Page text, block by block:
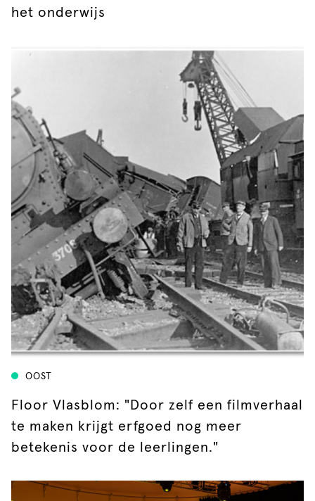
het onderwijs
OOST
Floor Vlasblom: "Door zelf een filmverhaal
te maken krijgt erfgoed nog meer
betekenis voor de leerlingen."